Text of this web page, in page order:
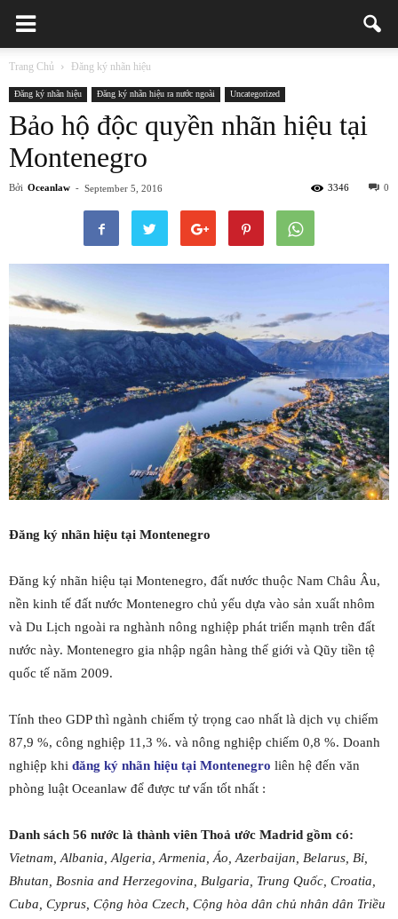
Trang Chủ Đăng ký nhãn hiệu
Đăng ký nhãn hiệu Đăng ký nhãn hiệu ra nước ngoài Uncategorized
Bảo hộ độc quyền nhãn hiệu tại
Montenegro
Bởi Oceanlaw - September 5, 2016 0
3346
Đăng ký nhãn hiệu tại Montenegro
Đăng ký nhãn hiệu tại Montenegro, đất nước thuộc Nam Châu Âu,
nền kinh tế đất nước Montenegro chủ yếu dựa vào sản xuất nhôm
và Du Lịch ngoài ra nghành nông nghiệp phát triển mạnh trên đất
nước này. Montenegro gia nhập ngân hàng thế giới và Qũy tiền tệ
quốc tế năm 2009.
Tính theo GDP thì ngành chiếm tỷ trọng cao nhất là dịch vụ chiếm
87,9 %, công nghiệp 11,3 %. và nông nghiệp chiếm 0,8 %. Doanh
nghiệp khi đăng ký nhãn hiệu tại Montenegro liên hệ đến văn
phòng luật Oceanlaw để được tư vấn tốt nhất :
Danh sách 56 nước là thành viên Thoả ước Madrid gồm có:
Vietnam, Albania, Algeria, Armenia, Áo, Azerbaijan, Belarus, Bỉ,
Bhutan, Bosnia and Herzegovina, Bulgaria, Trung Quốc, Croatia,
Cuba, Cyprus, Cộng hòa Czech, Cộng hòa dân chủ nhân dân Triều